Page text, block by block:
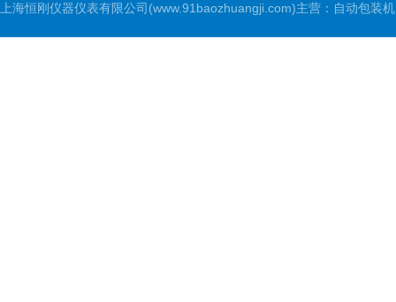
上海恒刚仪器仪表有限公司(www.91baozhuangji.com)主营：自动包